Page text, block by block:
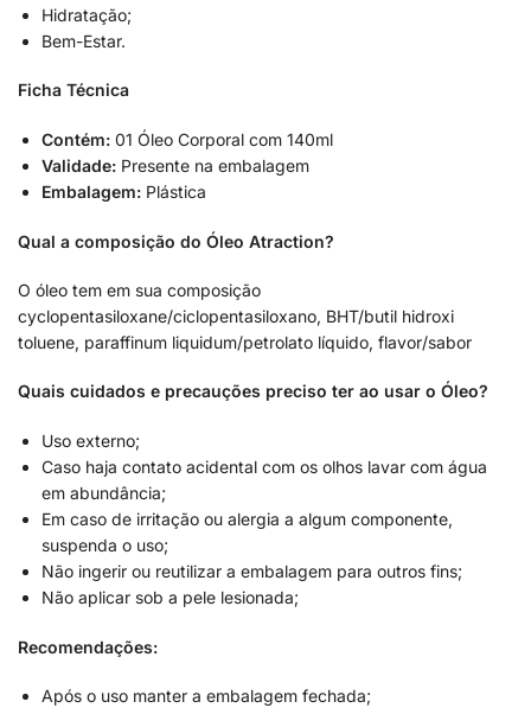
Hidratação;
Bem-Estar.
Ficha Técnica
Contém: 01 Óleo Corporal com 140ml
Validade: Presente na embalagem
Embalagem: Plástica
Qual a composição do Óleo Atraction?
O óleo tem em sua composição
cyclopentasiloxane/ciclopentasiloxano, BHT/butil hidroxi
toluene, paraffinum liquidum/petrolato líquido, flavor/sabor
Quais cuidados e precauções preciso ter ao usar o Óleo?
Uso externo;
Caso haja contato acidental com os olhos lavar com água
em abundância;
Em caso de irritação ou alergia a algum componente,
suspenda o uso;
Não ingerir ou reutilizar a embalagem para outros fins;
Não aplicar sob a pele lesionada;
Recomendações:
Após o uso manter a embalagem fechada;